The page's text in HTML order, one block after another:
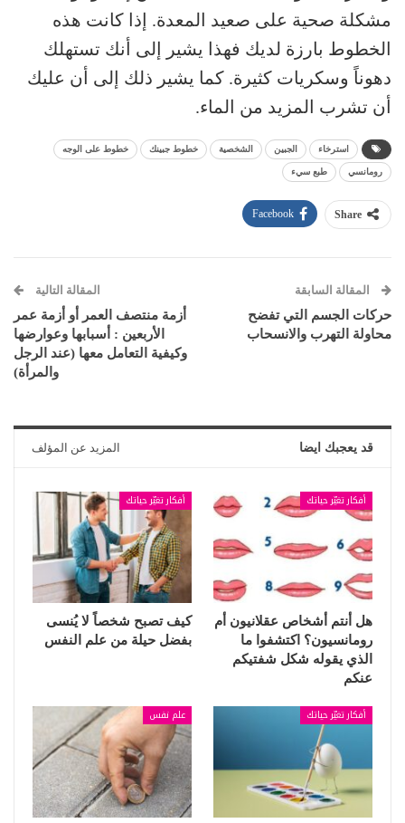
مشكلة صحية على صعيد المعدة. إذا كانت هذه
الخطوط بارزة لديك فهذا يشير إلى أنك تستهلك
دهوناً وسكريات كثيرة. كما يشير ذلك إلى أن عليك
أن تشرب المزيد من الماء.
استرخاء الجبين الشخصية خطوط جبينك خطوط على الوجه
رومانسي طبع سيء
Share
Facebook
المقالة السابقة
حركات الجسم التي تفضح
محاولة التهرب والانسحاب
المقالة التالية
أزمة منتصف العمر أو أزمة عمر
الأربعين : أسبابها وعوارضها
وكيفية التعامل معها (عند الرجل
والمرأة)
قد يعجبك ايضا المزيد عن المؤلف
أفكار تغيّر حياتك
هل أنتم أشخاص عقلانيون أم
رومانسيون؟ اكتشفوا ما
الذي يقوله شكل شفتيكم
عنكم
أفكار تغيّر حياتك
كيف تصبح شخصاً لا يُنسى
بفضل حيلة من علم النفس
أفكار تغيّر حياتك علم نفس